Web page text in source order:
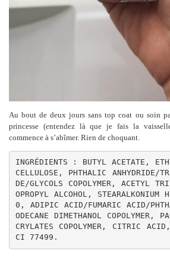
Au bout de deux jours sans top coat ou soin
princesse (entendez là que je fais la
commence à s’abîmer. Rien de choquant.
INGRÉDIENTS : BUTYL ACETATE,
CELLULOSE, PHTHALIC ANHYDRIDE/
DE/GLYCOLS COPOLYMER, ACETYL
OPROPYL ALCOHOL,
0, ADIPIC ACID/FUMARIC ACID/
ODECANE DIMETHANOL COPOLYMER,
CRYLATES COPOLYMER, CITRIC
CI 77499.